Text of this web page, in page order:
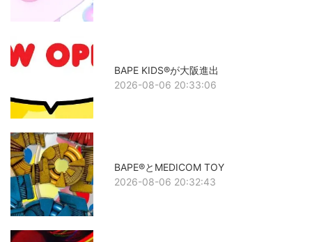
BAPE KIDS®が大阪進出
2026-08-06 20:33:06
BAPE®とMEDICOM TOY
2026-08-06 20:32:43